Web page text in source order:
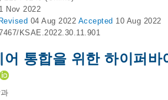
Nov 2022
Revised 04 Aug 2022 Accepted 10 Aug 2022
KSAE.2022.30.11.901
어 통합을 위한 하이퍼